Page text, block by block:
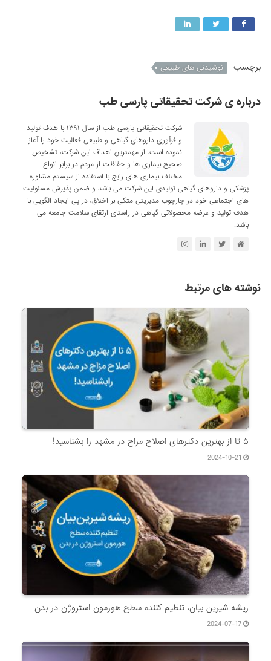
برچسب نوشیدنی های طبیعی
درباره ی شرکت تحقیقاتی پارسی طب
شرکت تحقیقاتی پارسی طب از سال ۱۳۹۱ با هدف تولید
و فرآوری داروهای گیاهی و طبیعی فعالیت خود را آغاز
نموده است. از مهمترین اهداف این شرکت، تشخیص
صحیح بیماری ها و حفاظت از مردم در برابر انواع
مختلف بیماری های رایج با استفاده از سیستم مشاوره
پزشکی و داروهای گیاهی تولیدی این شرکت می باشد و ضمن پذیرش مسئولیت
های اجتماعی خود در چارچوب مدیریتی متکی بر اخلاق، در پی ایجاد الگویی با
هدف تولید و عرضه محصولاتی گیاهی در راستای ارتقای سلامت جامعه می
باشد.
نوشته های مرتبط
۵ تا از بهترین دکتر‌های اصلاح مزاج در مشهد را بشناسید!
2024-10-21
ریشه شیرین بیان، تنظیم کننده سطح هورمون استروژن در بدن
2024-07-17